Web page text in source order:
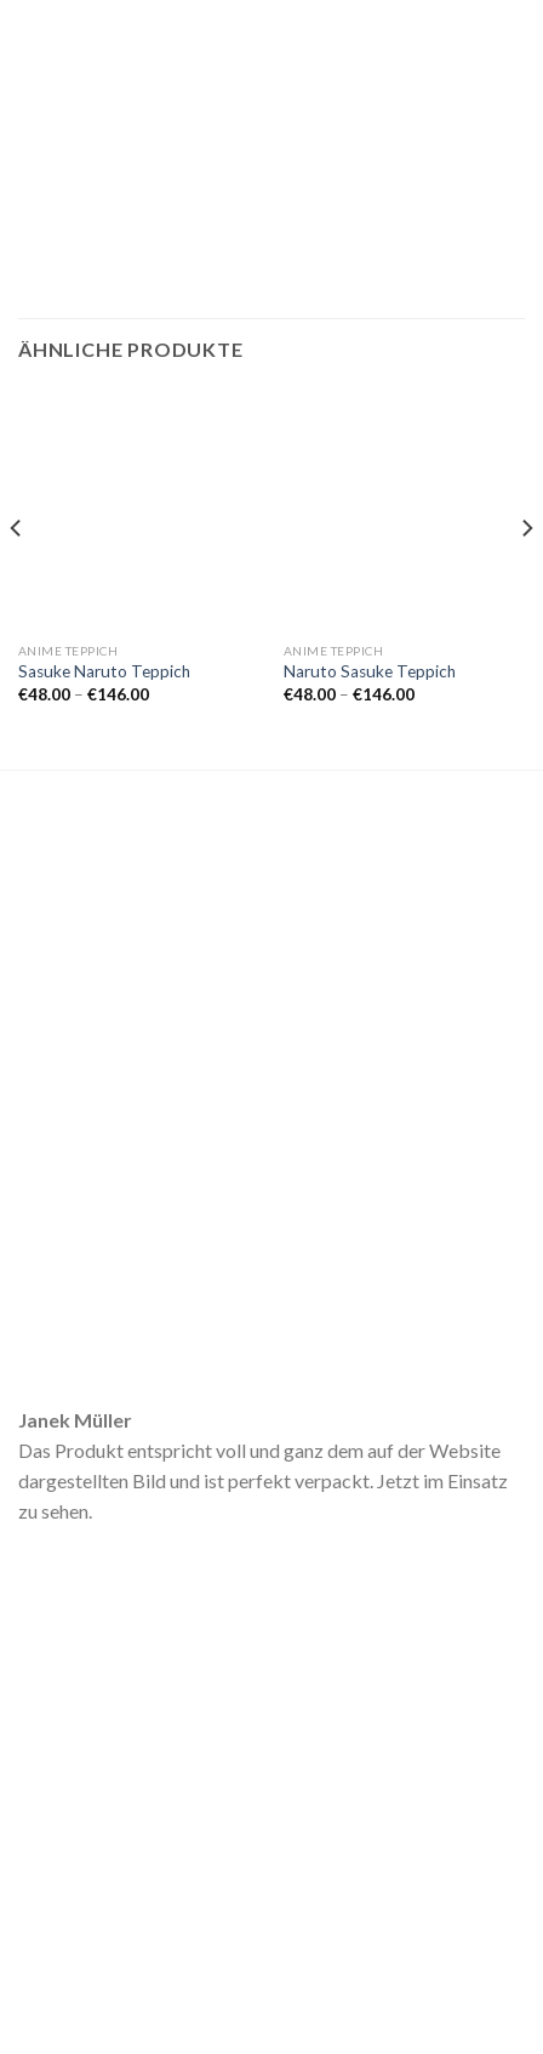
ÄHNLICHE PRODUKTE
ANIME TEPPICH
Sasuke Naruto Teppich
€48.00 – €146.00Preisspanne:
ANIME TEPPICH
Naruto Sasuke Teppich
€48.00 – €146.00Preisspanne:
Janek Müller
Das Produkt entspricht voll und ganz dem auf der Website
dargestellten Bild und ist perfekt verpackt. Jetzt im Einsatz
zu sehen.